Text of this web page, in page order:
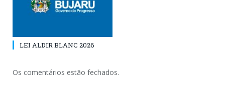
LEI ALDIR BLANC 2026
Os comentários estão fechados.